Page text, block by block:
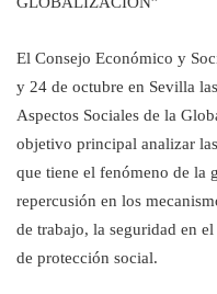
El Consejo Económico y
y 24 de octubre en Sevilla
Aspectos Sociales de la
objetivo principal analizar
que tiene el fenómeno de la
repercusión en los
de trabajo, la seguridad en
de protección social.